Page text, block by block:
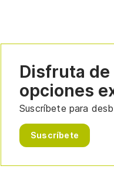
Disfruta de
opciones
Suscríbete para
Suscríbete